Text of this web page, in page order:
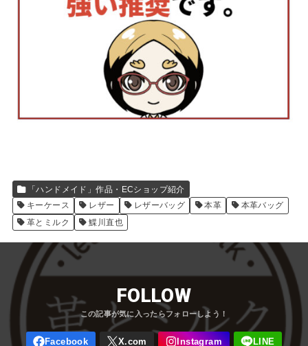
「ハンドメイド」作品・ECショップ紹介
キーケース
レザー レザーバッグ 本革
本革バッグ
革とミルク
鰈川直也
FOLLOW